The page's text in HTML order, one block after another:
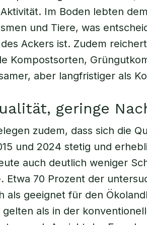
Im Boden lebten
und Tiere, was
Ackers ist. Zudem
Kompostsorten,
aber langfristiger als
geringe
zudem, dass sich die
und 2024 stetig und
auch deutlich weniger
Etwa 70 Prozent der
als geeignet für den
als in der